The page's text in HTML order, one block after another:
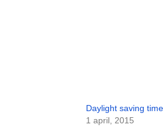
Daylight saving time
1 april, 2015